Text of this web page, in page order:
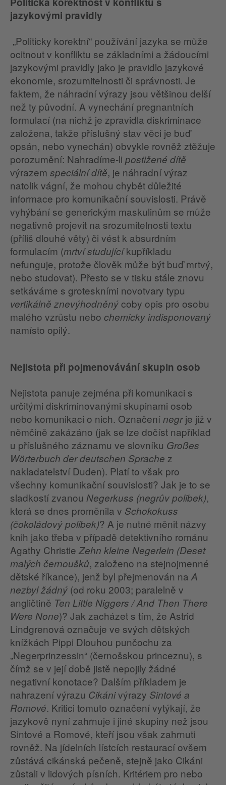
jazykovými pravidly
„Politicky korektní“ používání jazyka se může
ocitnout v konfliktu se základními a žádoucími
jazykovými pravidly jako je pravidlo jazykové
ekonomie, srozumitelnosti či správnosti. Je
faktem, že náhradní výrazy jsou většinou delší
než ty původní. A vynechání pregnantních
formulací (na nichž je zpravidla diskriminace
založena, takže příslušný stav věci je buď
opsán, nebo vynechán) obvykle rovněž ztěžuje
porozumění: Nahradíme-li postižené dítě
výrazem speciální dítě, je náhradní výraz
natolik vágní, že mohou chybět důležité
informace pro komunikační souvislosti. Právě
vyhýbání se generickým maskulinům se může
negativně projevit na srozumitelnosti textu
(příliš dlouhé věty) či vést k absurdním
formulacím (mrtví studujícíkupříkladu
nefunguje, protože člověk může být buď mrtvý,
nebo studovat). Přesto se v tisku stále znovu
setkáváme s groteskními novotvary typu
vertikálně znevýhodněnýcoby opis pro osobu
malého vzrůstu nebo chemicky indisponovaný
namísto opilý.
Nejistota při pojmenovávání skupin osob
Nejistota panuje zejména při komunikaci s
určitými diskriminovanými skupinami osob
nebo komunikaci o nich. Označenínegrje již v
němčině zakázáno (jak se lze dočíst například
u příslušného záznamu ve slovníku Großes
Wörterbuch der deutschen Sprache z
nakladatelství Duden). Platí to však pro
všechny komunikační souvislosti? Jak je to se
sladkostí zvanou Negerkuss (negrův polibek),
která se dnes proměnila v Schokokuss
(čokoládový polibek)? A je nutné měnit názvy
knih jako třeba v případě detektivního románu
Agathy Christie Zehn kleine Negerlein (Deset
malých černoušků, založeno na stejnojmenné
dětské říkance), jenž byl přejmenován na A
nezbyl žádný (od roku 2003; paralelně v
angličtině Ten Little Niggers / And Then There
Were None)? Jak zacházet s tím, že Astrid
Lindgrenová označuje ve svých dětských
knížkách Pippi Dlouhou punčochu za
„Negerprinzessin“ (černošskou princeznu), s
čímž se v její době jistě nepojily žádné
negativní konotace? Dalším příkladem je
nahrazení výrazu Cikánivýrazy Sintové a
Romové. Kritici tomuto označení vytýkají, že
jazykově nyní zahrnuje i jiné skupiny než jsou
Sintové a Romové, kteří jsou však zahrnuti
rovněž. Na jídelních lístcích restaurací ovšem
zůstává cikánská pečeně, stejně jako Cikáni
zůstali v lidových písních. Kritériem pro nebo